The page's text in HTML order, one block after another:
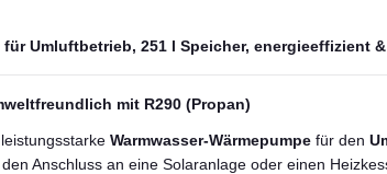
für Umluftbetrieb, 251 l Speicher, energieeffizient
mit R290 (Propan)
Warmwasser-Wärmepumpe für den
Anschluss an eine Solaranlage oder einen